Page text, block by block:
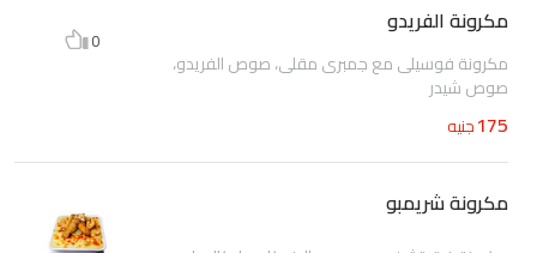
مكرونة الفريدو
مكرونة فوسيلى مع جمبرى مقلى، صوص الفريدو،
صوص شيدر
175جنيه
0
مكرونة شريمبو